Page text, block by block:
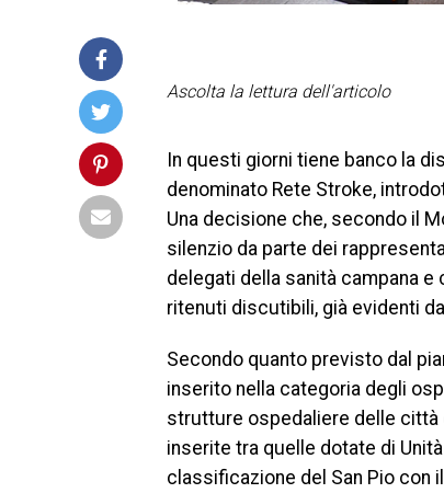
Ascolta la lettura dell'articolo
In questi giorni tiene banco la
denominato Rete Stroke,
Una decisione che, secondo il
silenzio da parte dei
delegati della sanità campana
ritenuti discutibili, già evidenti
Secondo quanto previsto dal
inserito nella categoria degli
strutture ospedaliere delle città
inserite tra quelle dotate di
classificazione del San Pio con